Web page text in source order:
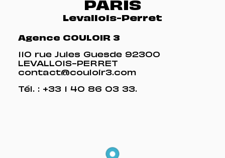
PARIS
Levallois-Perret
Agence COULOIR 3
110 rue Jules Guesde 92300
LEVALLOIS-PERRET
contact@couloir3.com
Tél. : +33 1 40 86 03 33.